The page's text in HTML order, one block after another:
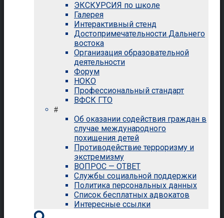
ЭКСКУРСИЯ по школе
Галерея
Интерактивный стенд
Достопримечательности Дальнего
востока
Организация образовательной
деятельности
Форум
НОКО
Профессиональный стандарт
ВФСК ГТО
#
Об оказании содействия граждан в
случае международного
похищения детей
Противодействие терроризму и
экстремизму
ВОПРОС — ОТВЕТ
Службы социальной поддержки
Политика персональных данных
Список бесплатных адвокатов
Интересные ссылки